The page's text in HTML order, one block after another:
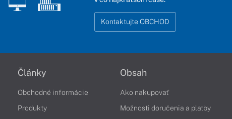
Kontaktujte OBCHOD
Články
Obchodné informácie
Produkty
Obsah
Ako nakupovať
Možnosti doručenia a platby